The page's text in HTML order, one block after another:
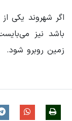
اگر شهروند یکی
باشد نیز
زمین روبرو شود.